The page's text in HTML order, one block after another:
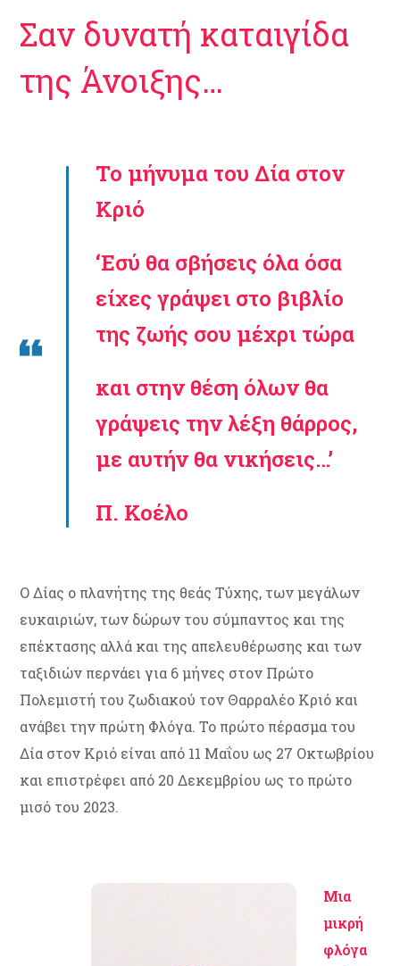
Σαν δυνατή καταιγίδα
της Άνοιξης…
Το μήνυμα του Δία στον
Κριό
‘Εσύ θα σβήσεις όλα όσα
είχες γράψει στο βιβλίο
της ζωής σου μέχρι τώρα
και στην θέση όλων θα
γράψεις την λέξη θάρρος,
με αυτήν θα νικήσεις…’
Π. Κοέλο
Ο Δίας ο πλανήτης της θεάς Τύχης, των μεγάλων
ευκαιριών, των δώρων του σύμπαντος και της
επέκτασης αλλά και της απελευθέρωσης και των
ταξιδιών περνάει για 6 μήνες στον Πρώτο
Πολεμιστή του ζωδιακού τον Θαρραλέο Κριό και
ανάβει την πρώτη Φλόγα. Το πρώτο πέρασμα του
Δία στον Κριό είναι από 11 Μαΐου ως 27 Οκτωβρίου
και επιστρέφει από 20 Δεκεμβρίου ως το πρώτο
μισό του 2023.
Μια
μικρή
φλόγα